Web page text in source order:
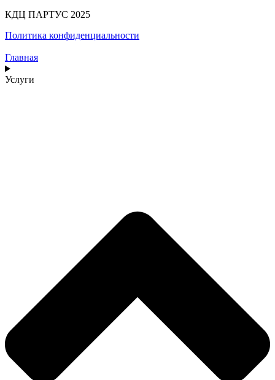
КДЦ ПАРТУС 2025
Политика конфиденциальности
Главная
Услуги